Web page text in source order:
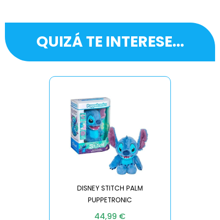
QUIZÁ TE INTERESE...
DISNEY STITCH PALM
PUPPETRONIC
44,99 €